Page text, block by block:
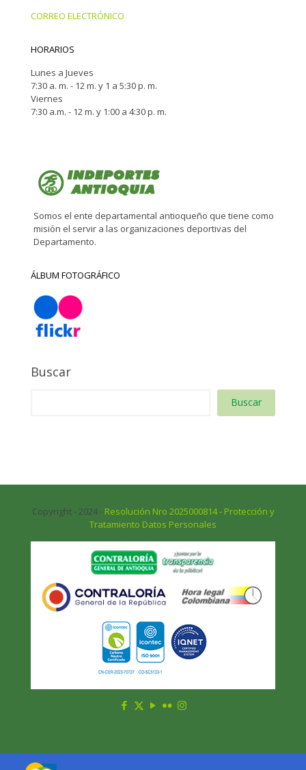
CORREO ELECTRÓNICO
HORARIOS
Lunes a Jueves
7:30 a. m. - 12 m. y 1 a 5:30 p. m.
Viernes
7:30 a.m. - 12 m. y 1:00 a 4:30 p. m.
Somos el ente departamental antioqueño que tiene como
misión el servir a las organizaciones deportivas del
Departamento.
ÁLBUM FOTOGRÁFICO
Buscar
Buscar
Copyright - 2024 - Resolución Nro 2025000814 - Protección y
Tratamiento Datos Personales